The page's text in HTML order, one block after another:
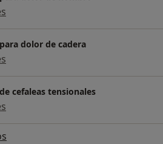
dolor de cadera
cefaleas tensionales